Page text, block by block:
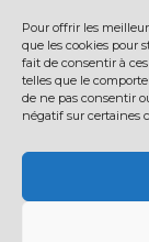
Pour offrir les
que les cookies pour
fait de consentir à
telles que le
de ne pas consentir
négatif sur certaines
Email